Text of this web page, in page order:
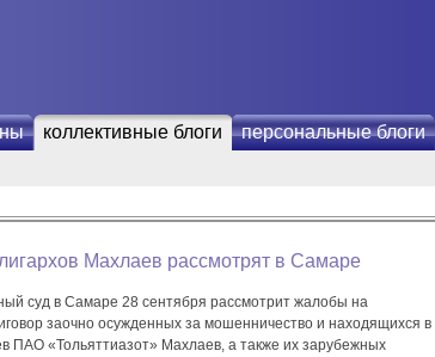
коллективные блоги персональные блоги
Махлаев рассмотрят в Самаре
суд в Самаре 28 сентября рассмотрит жалобы на
заочно осужденных за мошенничество и находящихся в
ПАО «Тольяттиазот» Махлаев, а также их зарубежных